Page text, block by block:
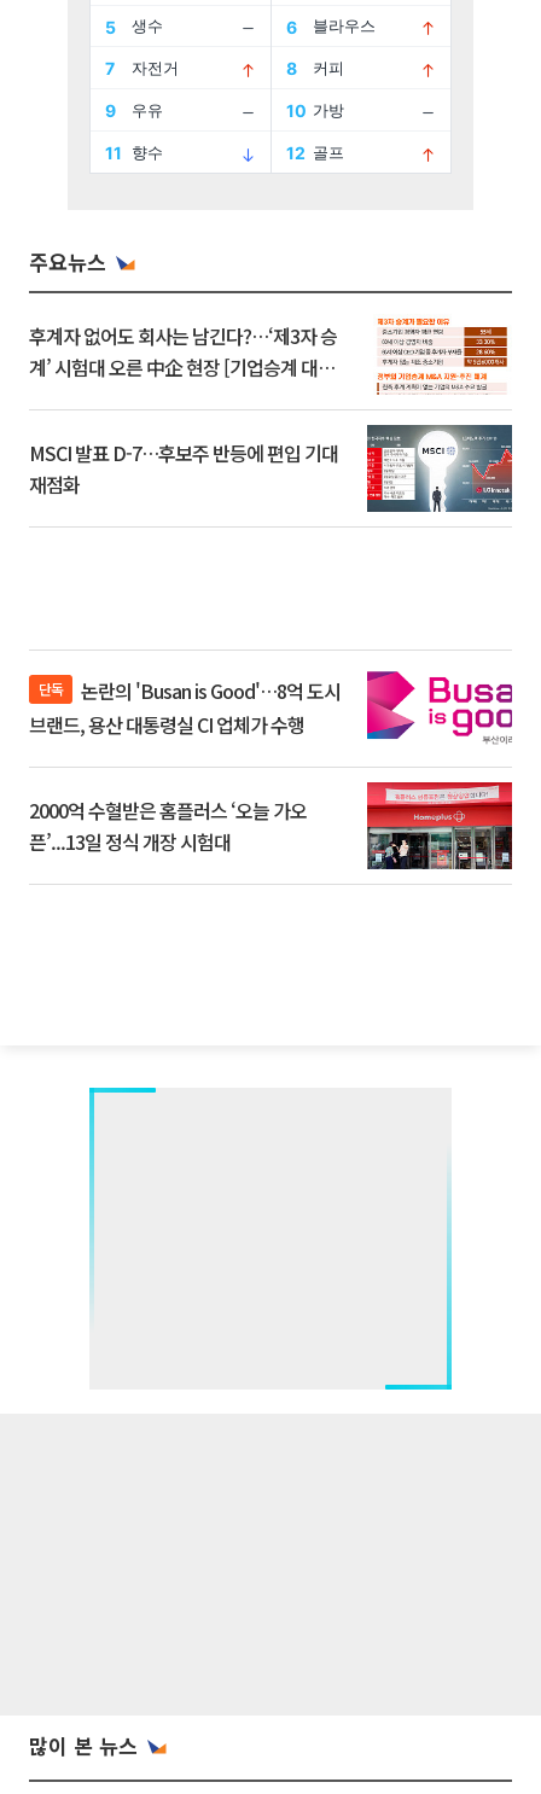
주요뉴스
후계자 없어도 회사는 남긴다?…‘제3자 승
계’ 시험대 오른 中企 현장 [기업승계 대전
MSCI 발표 D-7…후보주 반등에 편입 기대
재점화
단독
브랜드, 용산 대통령실 CI 업체가 수행
2000억 수혈받은 홈플러스 ‘오늘 가오
픈’...13일 정식 개장 시험대
많이 본 뉴스